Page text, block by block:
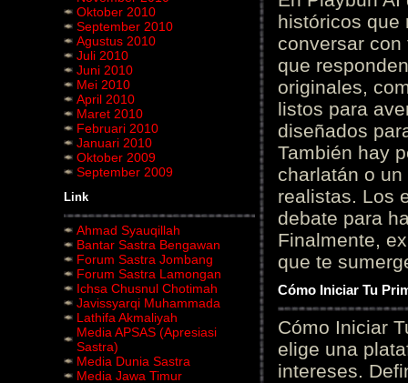
Oktober 2010
September 2010
Agustus 2010
Juli 2010
Juni 2010
Mei 2010
April 2010
Maret 2010
Februari 2010
Januari 2010
Oktober 2009
September 2009
Link
Ahmad Syauqillah
Bantar Sastra Bengawan
Forum Sastra Jombang
Forum Sastra Lamongan
Ichsa Chusnul Chotimah
Javissyarqi Muhammada
Lathifa Akmaliyah
Media APSAS (Apresiasi
Sastra)
Media Dunia Sastra
Media Jawa Timur
históricos que
conversar
que
originales,
listos para
diseñados
También hay
charlatán o
realistas. Los
debate para
Finalmente,
que te
Cómo Iniciar Tu
Cómo Iniciar
elige una
intereses.